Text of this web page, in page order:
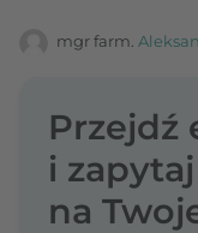
mgr farm.
Przejdź
i
na